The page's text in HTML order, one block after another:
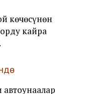
көчөсүнөн
кайра